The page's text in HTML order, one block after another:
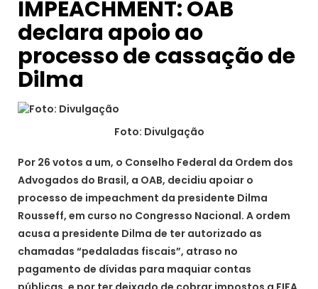
IMPEACHMENT: OAB
declara apoio ao
processo de cassação de
Dilma
Foto: Divulgação
Por 26 votos a um, o Conselho Federal da Ordem dos
Advogados do Brasil, a OAB, decidiu apoiar o
processo de impeachment da presidente Dilma
Rousseff, em curso no Congresso Nacional. A ordem
acusa a presidente Dilma de ter autorizado as
chamadas “pedaladas fiscais”, atraso no
pagamento de dívidas para maquiar contas